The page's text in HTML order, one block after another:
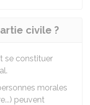
civile ?
se constituer
morales
peuvent